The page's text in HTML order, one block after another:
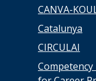
CANVA-
Catalunya
CIRCULAI